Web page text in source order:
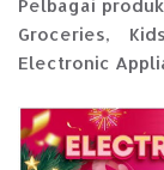
Pelbagai
Groceries,
Electronic